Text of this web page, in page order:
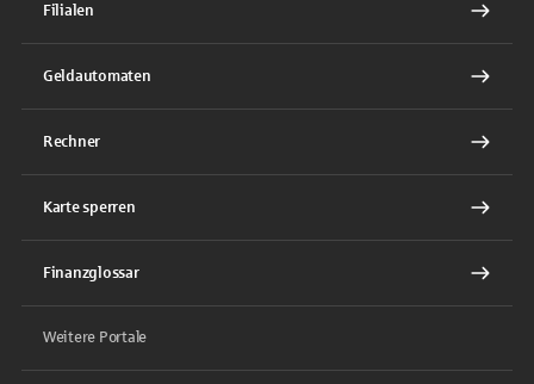
Filialen
Geldautomaten
Rechner
Karte sperren
Finanzglossar
Weitere Portale